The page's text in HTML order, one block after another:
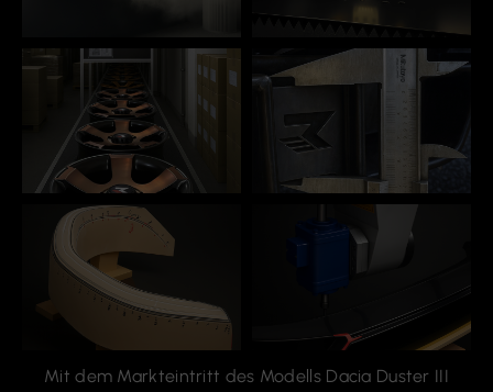
Mit dem Markteintritt des Modells Dacia Duster III
entsteht die Marke REDUST – ein Experte im Bereich
Tuning, Verbesserung der Geländeeigenschaften und